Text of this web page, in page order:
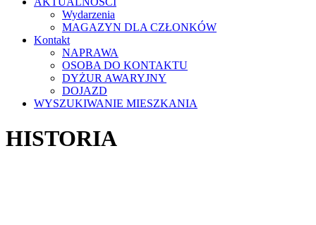
Wydarzenia
MAGAZYN DLA CZŁONKÓW
Kontakt
NAPRAWA
OSOBA DO KONTAKTU
DYŻUR AWARYJNY
DOJAZD
WYSZUKIWANIE MIESZKANIA
HISTORIA